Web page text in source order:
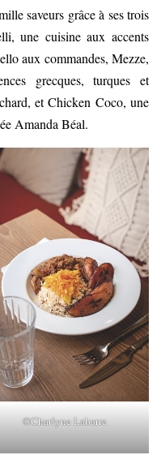
saveurs grâce à ses trois
une cuisine aux accents
aux commandes, Mezze,
grecques, turques et
et Chicken Coco, une
Amanda Béal.
©Charlyne Labarre